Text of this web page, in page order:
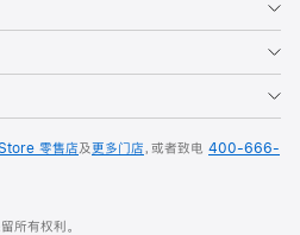
零售店及更多门店，或者致电 400-666-
有权利。